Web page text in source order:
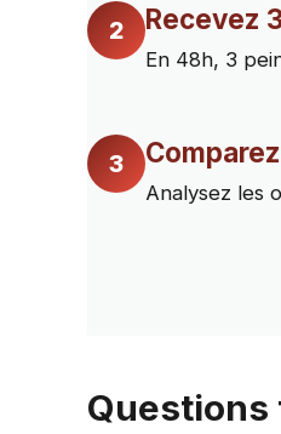
2 Recevez
En 48h, 3
3
Analysez les
Questions